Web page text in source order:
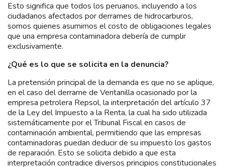
Esto significa que todos los peruanos, incluyendo a los
ciudadanos afectados por derrames de hidrocarburos,
somos quienes asumimos el costo de obligaciones legales
que una empresa contaminadora debería de cumplir
exclusivamente.
¿Qué es lo que se solicita en la denuncia?
La pretensión principal de la demanda es que no se aplique,
en el caso del derrame de Ventanilla ocasionado por la
empresa petrolera Repsol, la interpretación del artículo 37
de la Ley del Impuesto a la Renta, la cual ha sido utilizada
sistemáticamente por el Tribunal Fiscal en casos de
contaminación ambiental, permitiendo que las empresas
contaminadoras puedan deducir de su impuesto los gastos
de reparación. Esto se solicita debido a que esta
interpretación contradice diversos principios constitucionales